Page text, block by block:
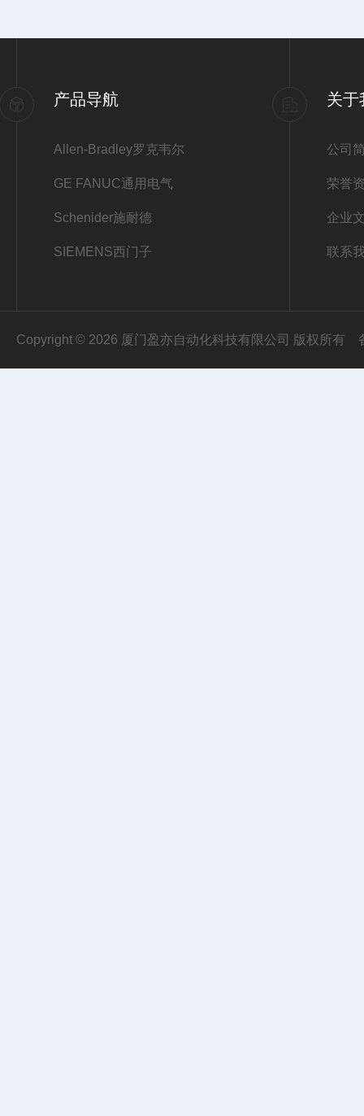
产品导航
Allen-Bradley罗克韦尔
GE FANUC通用电气
Schenider施耐德
SIEMENS西门子
关于
公司
荣誉
企业
联系
Copyright © 2026 厦门盈亦自动化科技有限公司 版权所有